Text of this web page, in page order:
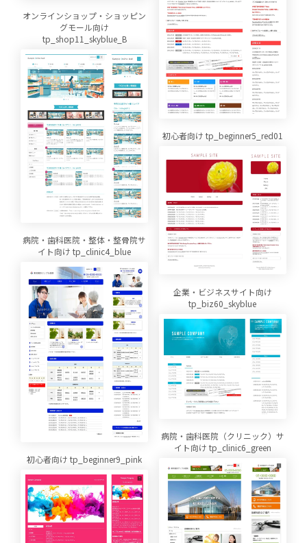
オンラインショップ・ショッピン
グモール向け
tp_shop11_skyblue_B
初心者向け tp_beginner5_red01
病院・歯科医院・整体・整骨院サ
イト向け tp_clinic4_blue
企業・ビジネスサイト向け
tp_biz60_skyblue
病院・歯科医院（クリニック）サ
イト向け tp_clinic6_green
初心者向け tp_beginner9_pink